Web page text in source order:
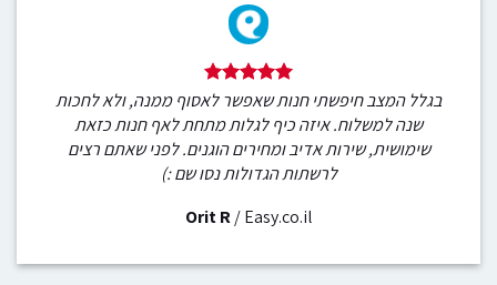
בגלל המצב חיפשתי חנות שאפשר לאסוף ממנה, ולא לחכות
שנה למשלוח. איזה כיף לגלות מתחת לאף חנות כזאת
שימושית, שירות אדיב ומחירים הוגנים. לפני שאתם רצים
לרשתות הגדולות נסו שם :)
Orit R /Easy.co.il